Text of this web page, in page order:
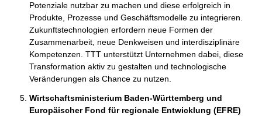
Potenziale nutzbar zu machen und diese erfolgreich in
Produkte, Prozesse und Geschäftsmodelle zu integrieren.
Zukunftstechnologien erfordern neue Formen der
Zusammenarbeit, neue Denkweisen und interdisziplinäre
Kompetenzen. TTT unterstützt Unternehmen dabei, diese
Transformation aktiv zu gestalten und technologische
Veränderungen als Chance zu nutzen.
Wirtschaftsministerium Baden-Württemberg und
Europäischer Fond für regionale Entwicklung (EFRE)